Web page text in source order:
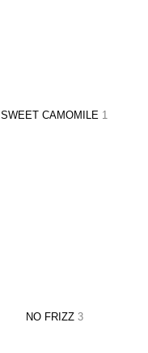
SWEET CAMOMILE 1
NO FRIZZ 3